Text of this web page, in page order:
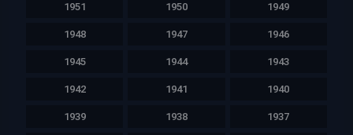
1951 1950 1949
1948 1947 1946
1945 1944 1943
1942 1941 1940
1939 1938 1937